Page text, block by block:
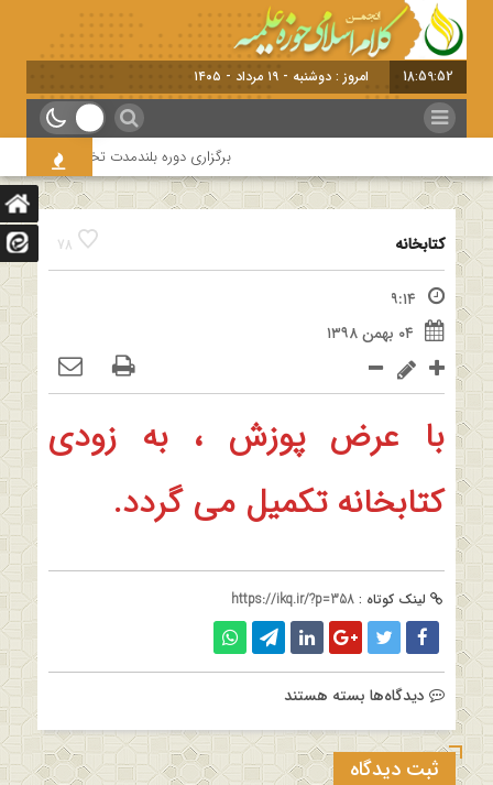
18:59:52 امروز : دوشنبه - ۱۹ مرداد - ۱۴۰۵
برگزاری دوره بلندمدت تخصصی و کارگاه
78 کتابخانه
۹:۱۴
۰۴ بهمن ۱۳۹۸
با عرض پوزش ، به زودی
کتابخانه تکمیل می گردد.
لینک کوتاه : https://ikq.ir/?p=358
دیدگاه‌ها برای
بسته هستند
ثبت دیدگاه